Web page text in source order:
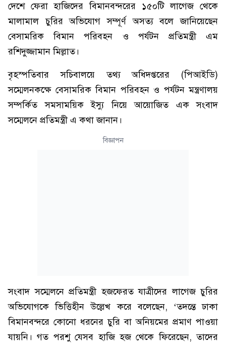
দেশে ফেরা হাজিদের বিমানবন্দরের ১৫০টি লাগেজ থেকে
মালামাল চুরির অভিযোগ সম্পূর্ণ অসত্য বলে জানিয়েছেন
বেসামরিক বিমান পরিবহন ও পর্যটন প্রতিমন্ত্রী এম
রশিদুজ্জামান মিল্লাত।
বৃহস্পতিবার সচিবালয়ে তথ্য অধিদপ্তরের (পিআইডি)
সম্মেলনকক্ষে বেসামরিক বিমান পরিবহন ও পর্যটন মন্ত্রণালয়
সম্পর্কিত সমসাময়িক ইস্যু নিয়ে আয়োজিত এক সংবাদ
সম্মেলনে প্রতিমন্ত্রী এ কথা জানান।
বিজ্ঞাপন
সংবাদ সম্মেলনে প্রতিমন্ত্রী হজফেরত যাত্রীদের লাগেজ চুরির
অভিযোগকে ভিত্তিহীন উল্লেখ করে বলেছেন, ‘তদন্তে ঢাকা
বিমানবন্দরে কোনো ধরনের চুরি বা অনিয়মের প্রমাণ পাওয়া
যায়নি। গত পরশু যেসব হাজি হজ থেকে ফিরেছেন, তাদের